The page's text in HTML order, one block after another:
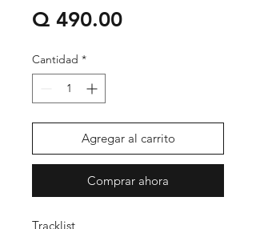
Q 490.00Precio
Cantidad *
Agregar al carrito
Comprar ahora
Tracklist